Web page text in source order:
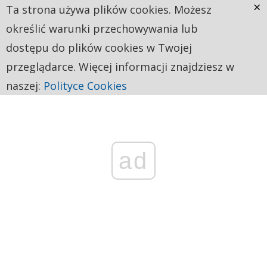
ad
Ta strona używa plików cookies. Możesz
określić warunki przechowywania lub
dostępu do plików cookies w Twojej
przeglądarce. Więcej informacji znajdziesz w
naszej: Polityce Cookies
×